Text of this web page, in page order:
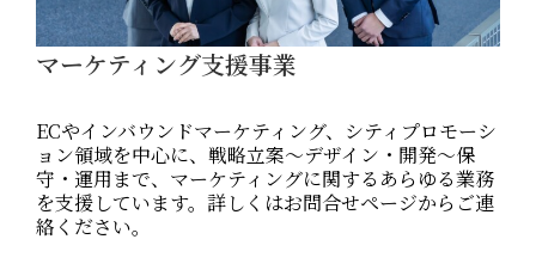
マーケティング支援事業
ECやインバウンドマーケティング、シティプロモーシ
ョン領域を中心に、戦略立案～デザイン・開発～保
守・運用まで、マーケティングに関するあらゆる業務
を支援しています。詳しくはお問合せページからご連
絡ください。